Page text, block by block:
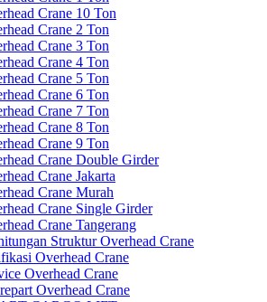
Crane 10 Ton
Crane 2 Ton
Crane 3 Ton
Crane 4 Ton
Crane 5 Ton
Crane 6 Ton
Crane 7 Ton
Crane 8 Ton
Crane 9 Ton
Crane Double Girder
Crane Jakarta
Crane Murah
Crane Single Girder
Crane Tangerang
Struktur Overhead Crane
Overhead Crane
Overhead Crane
Overhead Crane